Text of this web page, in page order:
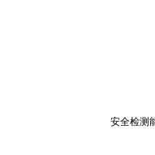
安全检测